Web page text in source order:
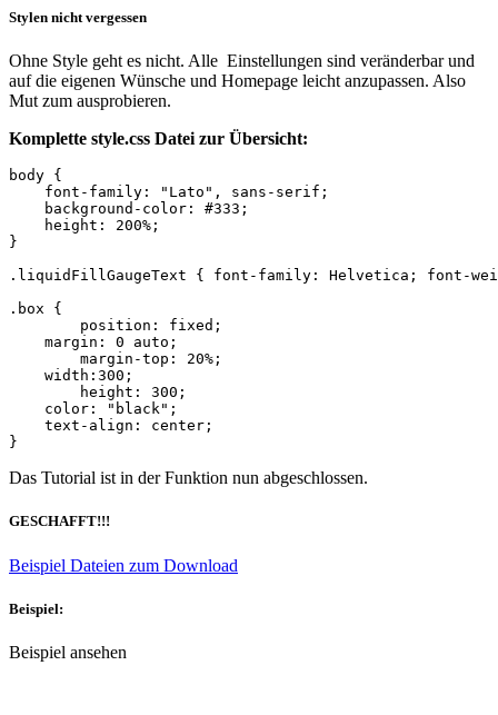
Stylen nicht vergessen
Ohne Style geht es nicht. Alle Einstellungen sind veränderbar und
auf die eigenen Wünsche und Homepage leicht anzupassen. Also
Mut zum ausprobieren.
Komplette style.css Datei zur Übersicht:
body {
    font-family: "Lato", sans-serif;
    background-color: #333;
    height: 200%;
}
.liquidFillGaugeText { font-family: Helvetica; font-
.box {
    margin: 0 auto;
    width:300;
    color: "black";
    text-align: center;
}
Das Tutorial ist in der Funktion nun abgeschlossen.
GESCHAFFT!!!
Beispiel Dateien zum Download
Beispiel:
Beispiel ansehen